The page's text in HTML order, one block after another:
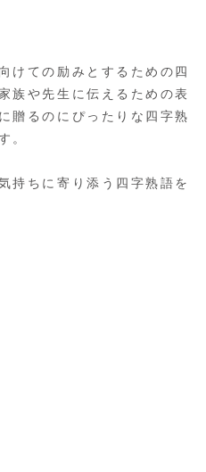
けての励みとするための四
族や先生に伝えるための表
贈るのにぴったりな四字熟
。
持ちに寄り添う四字熟語を